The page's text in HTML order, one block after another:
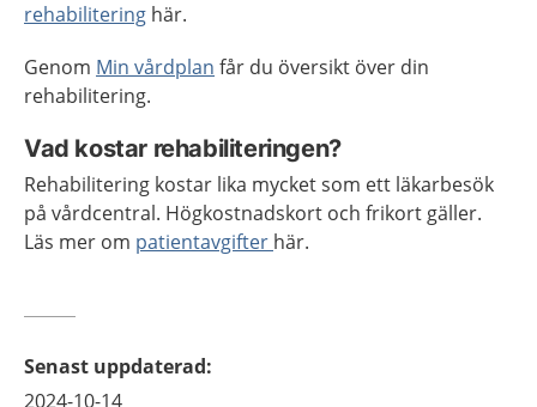
rehabilitering här.
Genom Min vårdplan får du översikt över din
rehabilitering.
Vad kostar rehabiliteringen?
Rehabilitering kostar lika mycket som ett läkarbesök
på vårdcentral. Högkostnadskort och frikort gäller.
Läs mer om patientavgifter här.
Senast uppdaterad:
2024-10-14